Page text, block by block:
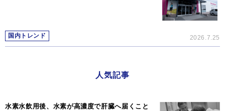
国内トレンド 2026.7.25
人気記事
水素水飲用後、水素が高濃度で肝臓へ届くこと